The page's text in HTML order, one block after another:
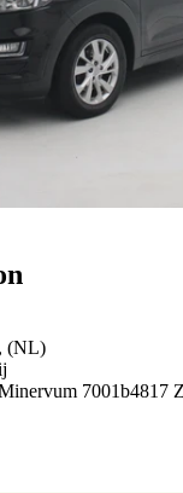
(NL)
7001b4817